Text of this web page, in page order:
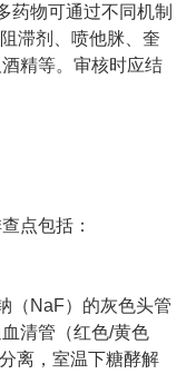
药物可通过不同机制
滞剂、喷他脒、奎
精等。审核时应结
点包括：
（NaF）的灰色头管
清管（红色/黄色
离，室温下糖酵解